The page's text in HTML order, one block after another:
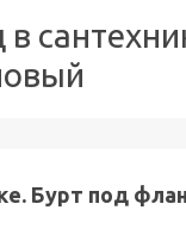
Бурт под